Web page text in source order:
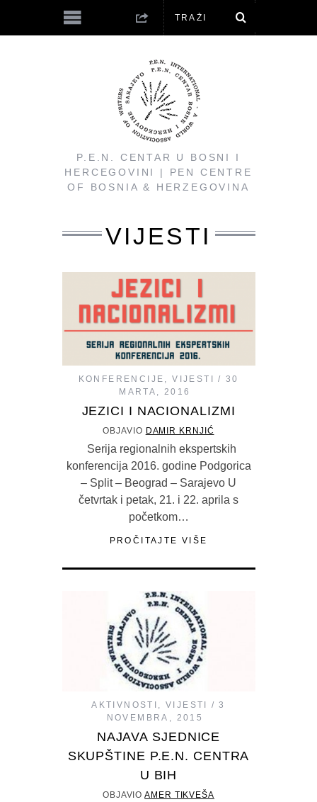
P.E.N. CENTAR U BOSNI I
HERCEGOVINI | PEN CENTRE
OF BOSNIA & HERZEGOVINA
VIJESTI
KONFERENCIJE ,VIJESTI
30
MARTA, 2016
JEZICI I NACIONALIZMI
OBJAVIO DAMIR KRNJIĆ
Serija regionalnih ekspertskih
konferencija 2016. godine Podgorica
– Split – Beograd – Sarajevo U
četvrtak i petak, 21. i 22. aprila s
početkom…
PROČITAJTE VIŠE
AKTIVNOSTI ,VIJESTI
3
NOVEMBRA, 2015
NAJAVA SJEDNICE
SKUPŠTINE P.E.N. CENTRA
U BIH
OBJAVIOAMER TIKVEŠA